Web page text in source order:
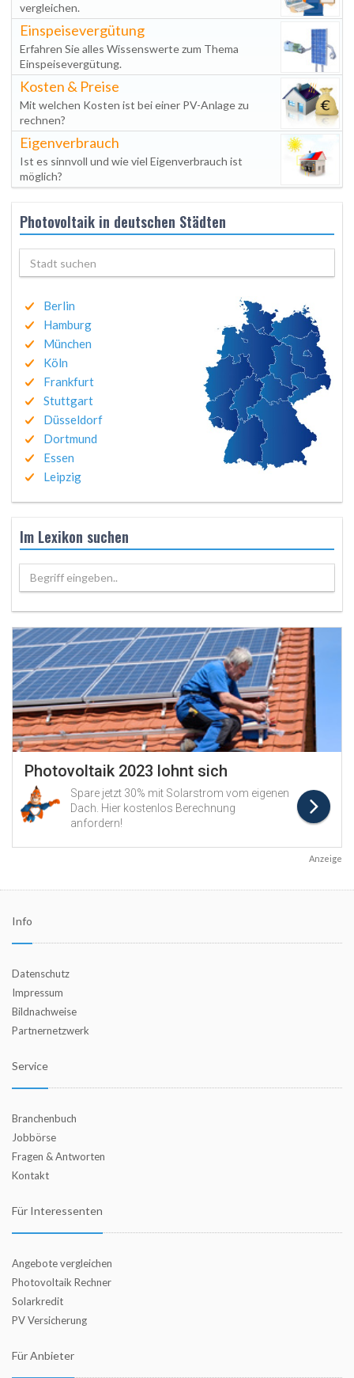
vergleichen.
Einspeisevergütung
Erfahren Sie alles Wissenswerte zum Thema
Einspeisevergütung.
Kosten & Preise
Mit welchen Kosten ist bei einer PV-Anlage zu
rechnen?
Eigenverbrauch
Ist es sinnvoll und wie viel Eigenverbrauch ist
möglich?
Photovoltaik in deutschen Städten
Berlin
Hamburg
München
Köln
Frankfurt
Stuttgart
Düsseldorf
Dortmund
Essen
Leipzig
Im Lexikon suchen
Begriff eingeben..
Anzeige
Info
Datenschutz
Impressum
Bildnachweise
Partnernetzwerk
Service
Branchenbuch
Jobbörse
Fragen & Antworten
Kontakt
Für Interessenten
Angebote vergleichen
Photovoltaik Rechner
Solarkredit
PV Versicherung
Für Anbieter